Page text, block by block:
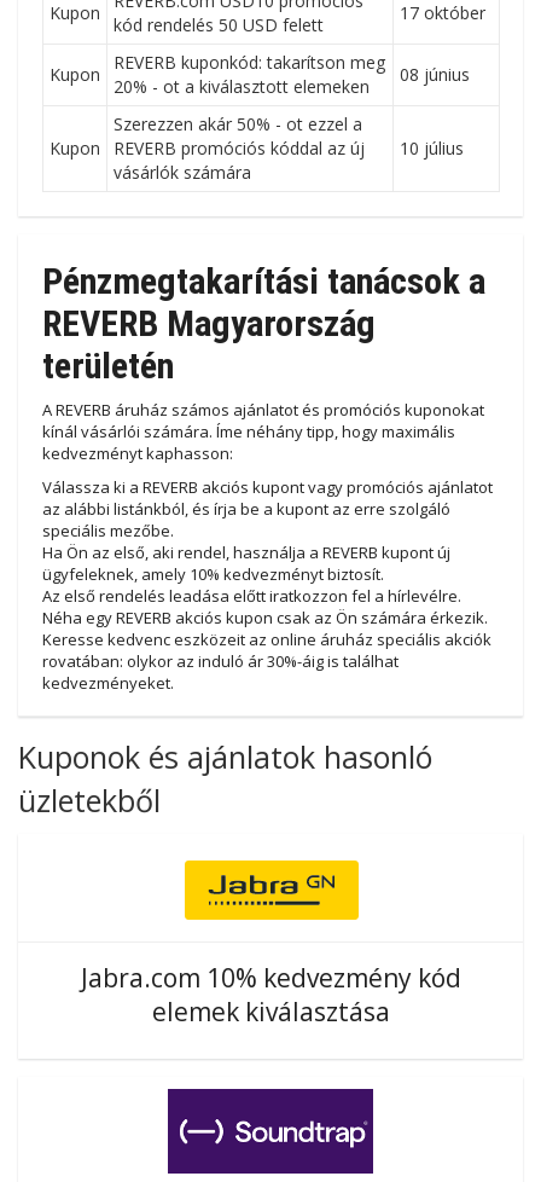
Kupon
kód rendelés 50 USD felett
17 október
Kupon
REVERB kuponkód: takarítson meg
20% - ot a kiválasztott elemeken
08 június
Kupon
Szerezzen akár 50% - ot ezzel a
REVERB promóciós kóddal az új
vásárlók számára
10 július
Pénzmegtakarítási tanácsok a
REVERB Magyarország
területén
A REVERB áruház számos ajánlatot és promóciós kuponokat
kínál vásárlói számára. Íme néhány tipp, hogy maximális
kedvezményt kaphasson:
Válassza ki a REVERB akciós kupont vagy promóciós ajánlatot
az alábbi listánkból, és írja be a kupont az erre szolgáló
speciális mezőbe.
Ha Ön az első, aki rendel, használja a REVERB kupont új
ügyfeleknek, amely 10% kedvezményt biztosít.
Az első rendelés leadása előtt iratkozzon fel a hírlevélre.
Néha egy REVERB akciós kupon csak az Ön számára érkezik.
Keresse kedvenc eszközeit az online áruház speciális akciók
rovatában: olykor az induló ár 30%-áig is találhat
kedvezményeket.
Kuponok és ajánlatok hasonló
üzletekből
Jabra.com 10% kedvezmény kód
elemek kiválasztása